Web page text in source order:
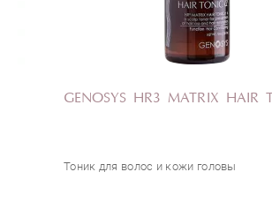
GENOSYS HR3 MATRIX HAIR
Тоник для волос и кожи головы